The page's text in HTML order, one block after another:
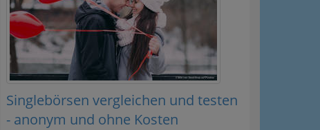
Singlebörsen vergleichen und testen
- anonym und ohne Kosten